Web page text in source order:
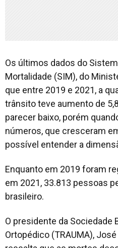
Os últimos dados do
Mortalidade (SIM), do
que entre 2019 e 2021, a
trânsito teve aumento de
parecer baixo, porém
números, que cresceram
possível entender a
Enquanto em 2019 foram
em 2021, 33.813 pessoas
brasileiro.
O presidente da Sociedade
Ortopédico (TRAUMA),